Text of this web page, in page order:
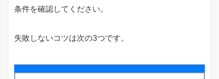
条件を確認してください。
失敗しないコツは次の3つです。